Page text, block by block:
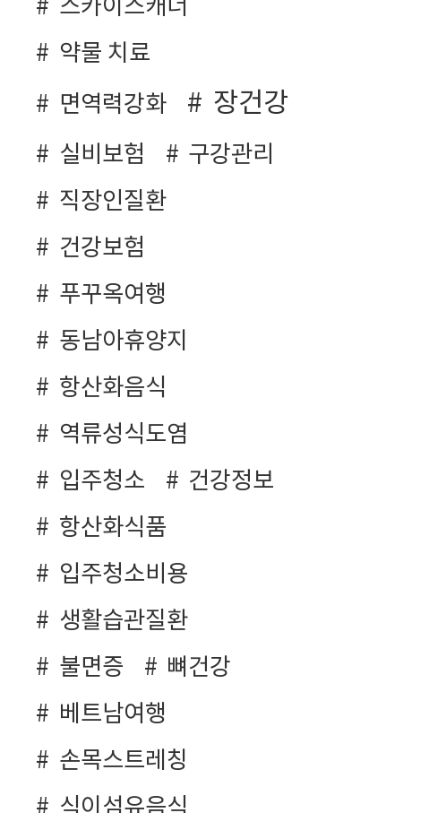
스카이스캐너
약물 치료
면역력강화
장건강
실비보험
구강관리
직장인질환
건강보험
푸꾸옥여행
동남아휴양지
항산화음식
역류성식도염
입주청소
건강정보
항산화식품
입주청소비용
생활습관질환
불면증
뼈건강
베트남여행
손목스트레칭
식이섬유음식